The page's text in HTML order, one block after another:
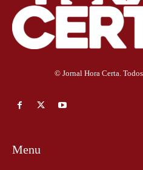
© Jornal Hora Certa.
Menu